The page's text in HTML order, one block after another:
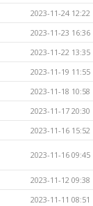
2023-11-24 12:22
2023-11-23 16:36
2023-11-22 13:35
2023-11-19 11:55
2023-11-18 10:58
2023-11-17 20:30
2023-11-16 15:52
2023-11-16 09:45
2023-11-12 09:38
2023-11-11 08:51